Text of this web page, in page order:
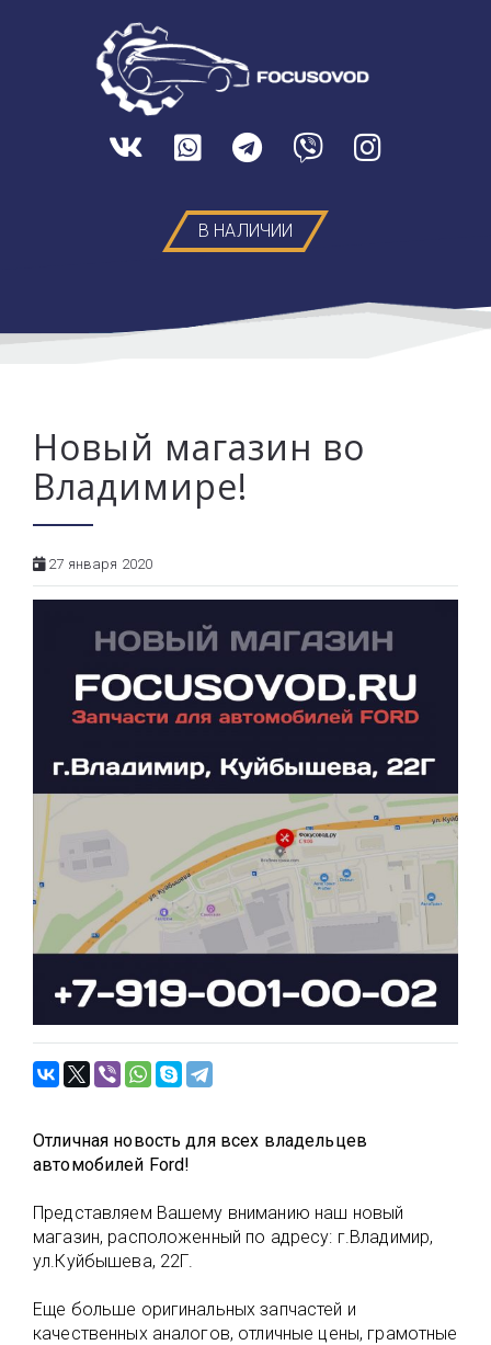
В НАЛИЧИИ
Новый магазин во
Владимире!
27 января 2020
Отличная новость для всех владельцев
автомобилей Ford!
Представляем Вашему вниманию наш новый
магазин, расположенный по адресу: г.Владимир,
ул.Куйбышева, 22Г.
Еще больше оригинальных запчастей и
качественных аналогов, отличные цены, грамотные